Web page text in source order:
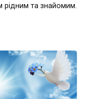
рідним та знайомим.